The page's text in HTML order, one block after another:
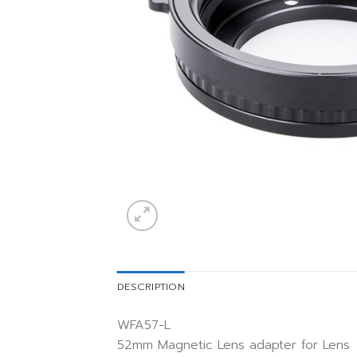
DESCRIPTION
WFA57-L
52mm Magnetic Lens adapter for Lens